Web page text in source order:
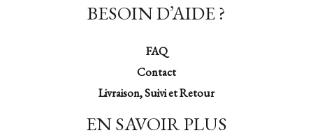
BESOIN D’AIDE ?
FAQ
Contact
Livraison, Suivi et Retour
EN SAVOIR PLUS